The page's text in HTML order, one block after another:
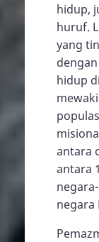
hidup,
huruf.
yang
hidup
antara
antara
negara